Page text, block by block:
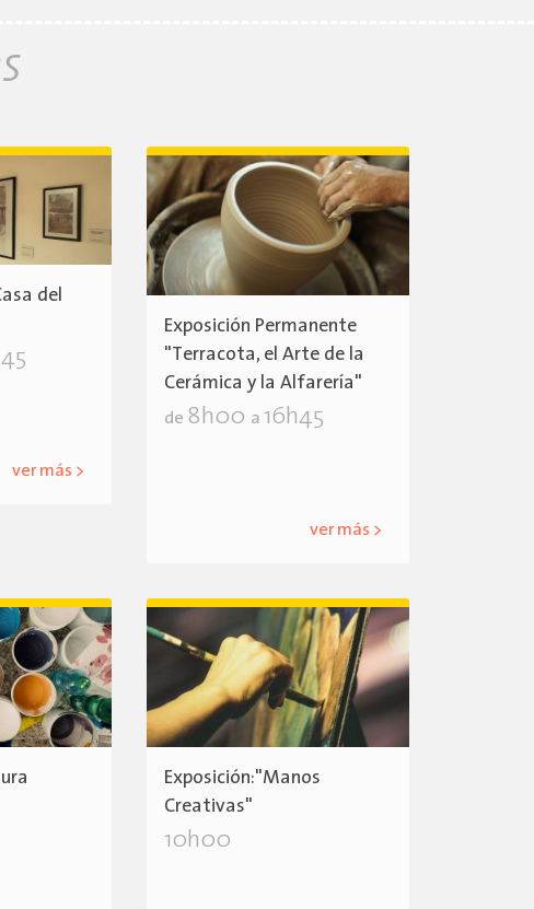
del
ver más >
Exposición Permanente
"Terracota, el Arte de la
Cerámica y la Alfarería"
de 8h00 a 16h45
ver más >
Exposición:"Manos
Creativas"
10h00